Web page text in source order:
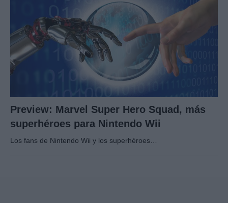
Preview: Marvel Super Hero Squad, más
superhéroes para Nintendo Wii
Los fans de Nintendo Wii y los superhéroes…